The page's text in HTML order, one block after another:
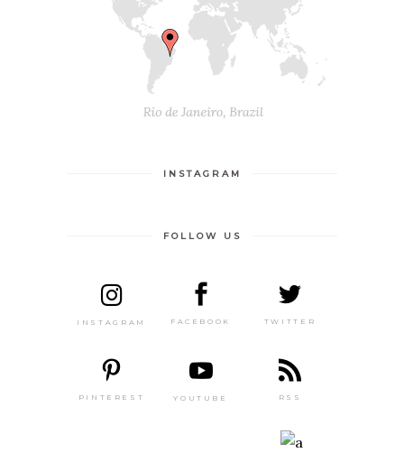
INSTAGRAM
FOLLOW US
INSTAGRAM FACEBOOK TWITTER
PINTEREST YOUTUBE RSS